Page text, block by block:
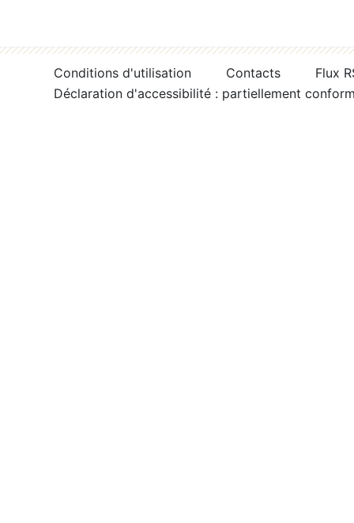
Conditions d'utilisation Contacts
Flux
Déclaration d'accessibilité : partiellement